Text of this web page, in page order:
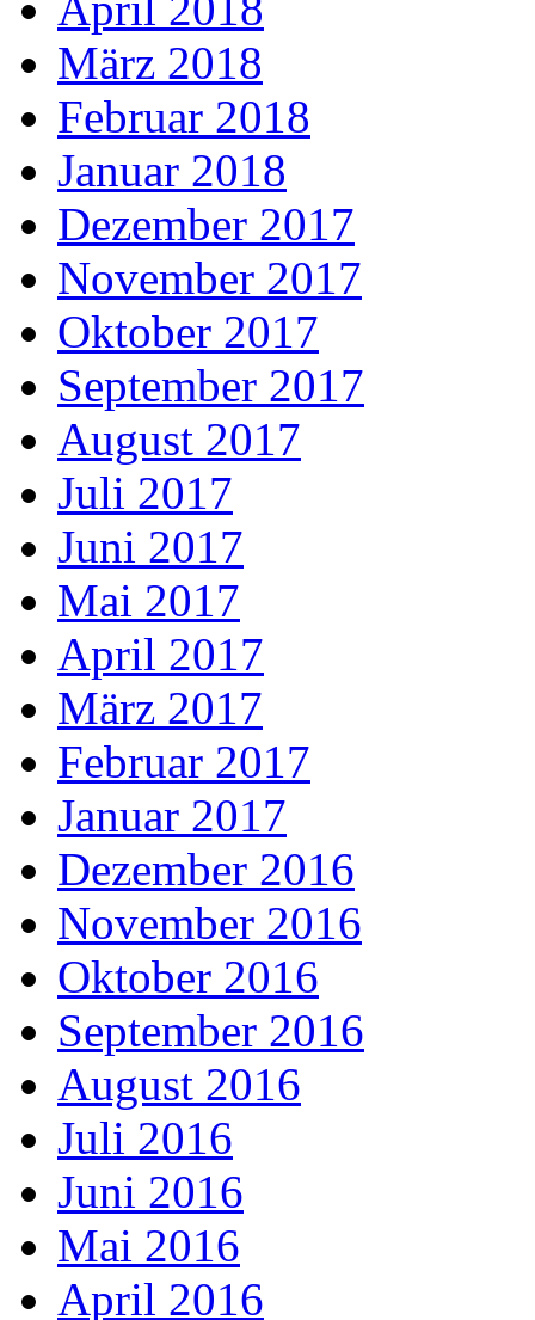
März 2018
Februar 2018
Januar 2018
Dezember 2017
November 2017
Oktober 2017
September 2017
August 2017
Juli 2017
Juni 2017
Mai 2017
April 2017
März 2017
Februar 2017
Januar 2017
Dezember 2016
November 2016
Oktober 2016
September 2016
August 2016
Juli 2016
Juni 2016
Mai 2016
April 2016